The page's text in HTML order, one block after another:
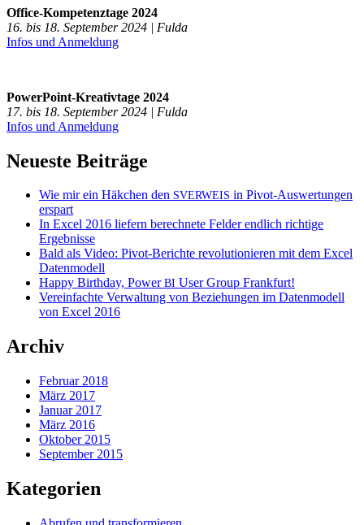
Office-Kompetenztage 2024
16. bis 18. September 2024 | Fulda
Infos und Anmeldung
PowerPoint-Kreativtage 2024
17. bis 18. September 2024 | Fulda
Infos und Anmeldung
Neueste Beiträge
Wie mir ein Häkchen den SVERWEIS in Pivot-Auswertungen
erspart
In Excel 2016 liefern berechnete Felder endlich richtige
Ergebnisse
Bald als Video: Pivot-Berichte revolutionieren mit dem Excel
Datenmodell
Happy Birthday, PowerBI User Group Frankfurt!
Vereinfachte Verwaltung von Beziehungen im Datenmodell
von Excel 2016
Archiv
Februar 2018
März 2017
Januar 2017
März 2016
Oktober 2015
September 2015
Kategorien